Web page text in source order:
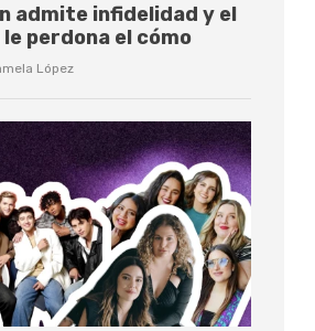
admite infidelidad y el
perdona el cómo
López